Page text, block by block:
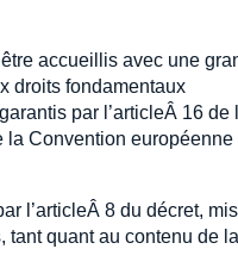
accueillis avec une
droits fondamentaux
par l’articleÂ 16 de
la Convention européenne
l’articleÂ 8 du décret,
tant quant au contenu de la